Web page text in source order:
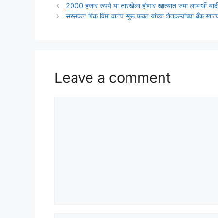
2000 हजार रुपये या तारखेला होणार खात्यात जमा लाभार्थी
सरसकट पिक विमा वाटप सुरू फक्त यांच्या शेतकऱ्यांच्या बँक
Leave a comment